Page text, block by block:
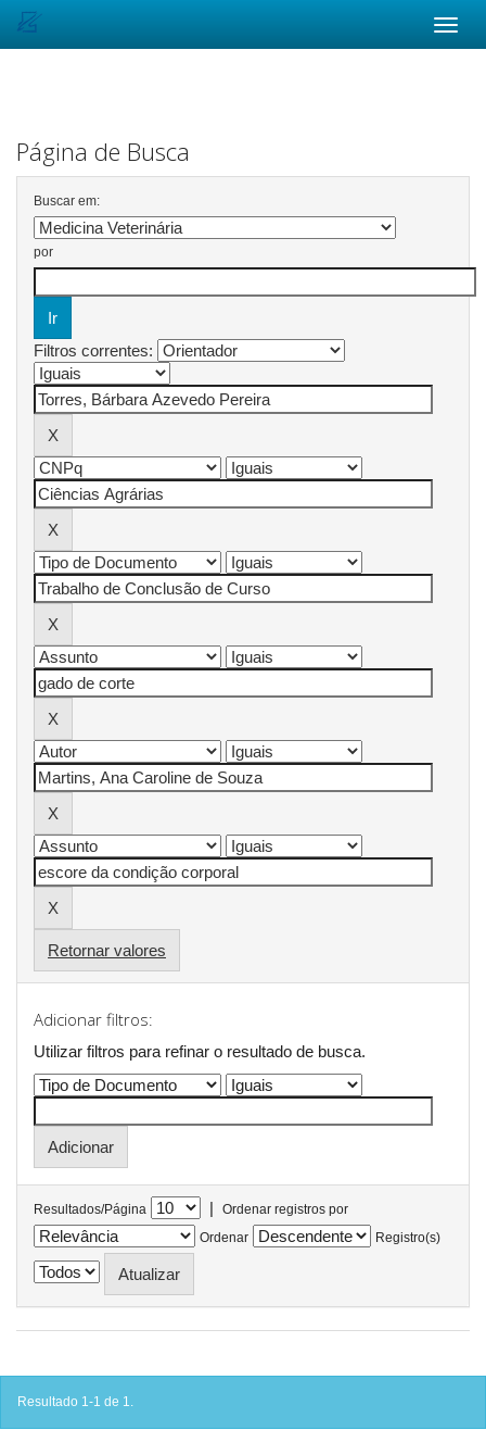
Página de Busca
Buscar em:
por
Filtros correntes:
Retornar valores
Adicionar filtros:
Utilizar filtros para refinar o resultado de busca.
Resultados/Página |
Ordenar registros por
Ordenar
Registro(s)
Resultado 1-1 de 1.